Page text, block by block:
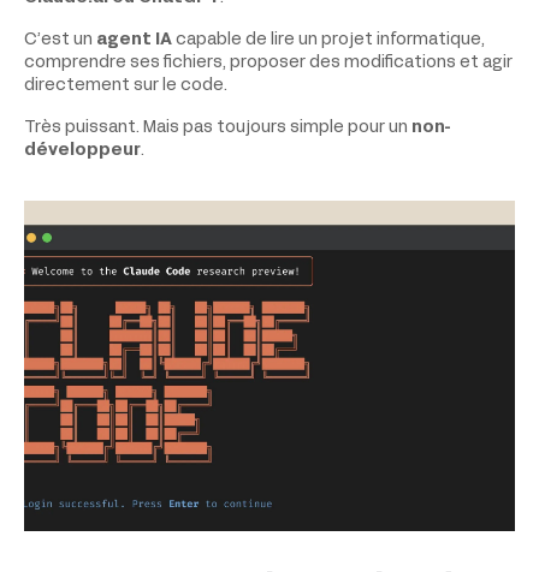
C’est un agent IA capable de lire un projet informatique,
comprendre ses fichiers, proposer des modifications et agir
directement sur le code.
Très puissant. Mais pas toujours simple pour un non-
développeur.